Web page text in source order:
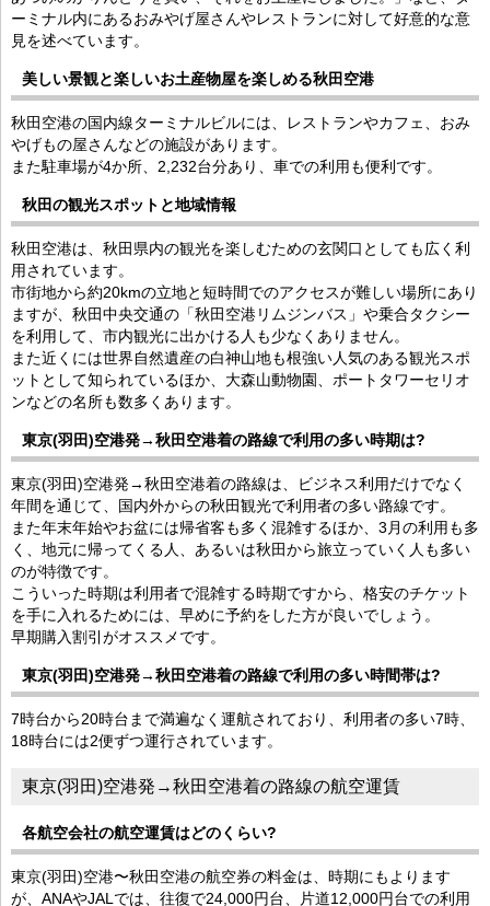
ーミナル内にあるおみやげ屋さんやレストランに対して好意的な意
見を述べています。
美しい景観と楽しいお土産物屋を楽しめる秋田空港
秋田空港の国内線ターミナルビルには、レストランやカフェ、おみ
やげもの屋さんなどの施設があります。
また駐車場が4か所、2,232台分あり、車での利用も便利です。
秋田の観光スポットと地域情報
秋田空港は、秋田県内の観光を楽しむための玄関口としても広く利
用されています。
市街地から約20kmの立地と短時間でのアクセスが難しい場所にあり
ますが、秋田中央交通の「秋田空港リムジンバス」や乗合タクシー
を利用して、市内観光に出かける人も少なくありません。
また近くには世界自然遺産の白神山地も根強い人気のある観光スポ
ットとして知られているほか、大森山動物園、ポートタワーセリオ
ンなどの名所も数多くあります。
東京(羽田)空港発→秋田空港着の路線で利用の多い時期は?
東京(羽田)空港発→秋田空港着の路線は、ビジネス利用だけでなく
年間を通じて、国内外からの秋田観光で利用者の多い路線です。
また年末年始やお盆には帰省客も多く混雑するほか、3月の利用も多
く、地元に帰ってくる人、あるいは秋田から旅立っていく人も多い
のが特徴です。
こういった時期は利用者で混雑する時期ですから、格安のチケット
を手に入れるためには、早めに予約をした方が良いでしょう。
早期購入割引がオススメです。
東京(羽田)空港発→秋田空港着の路線で利用の多い時間帯は?
7時台から20時台まで満遍なく運航されており、利用者の多い7時、
18時台には2便ずつ運行されています。
東京(羽田)空港発→秋田空港着の路線の航空運賃
各航空会社の航空運賃はどのくらい?
東京(羽田)空港〜秋田空港の航空券の料金は、時期にもよります
が、ANAやJALでは、往復で24,000円台、片道12,000円台での利用